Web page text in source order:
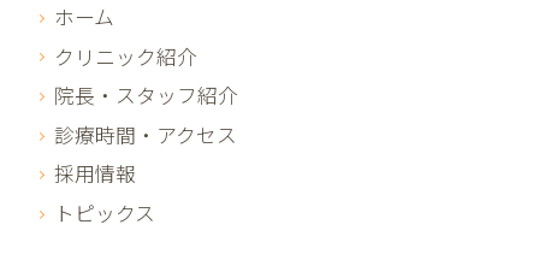
ホーム
クリニック紹介
院長・スタッフ紹介
診療時間・アクセス
採用情報
トピックス